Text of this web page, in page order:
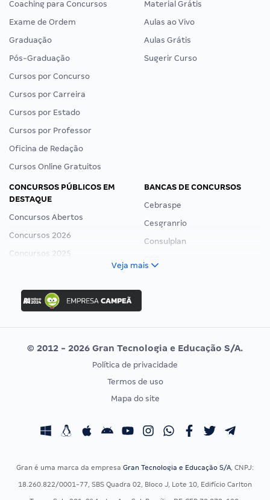
Coaching para Concursos
Exame de Ordem
Graduação
Pós-Graduação
Cursos por Concurso
Cursos por Carreira
Cursos por Estado
Cursos por Professor
Oficina de Redação
Cursos Online Gratuitos
Material Grátis
Aulas ao Vivo
Aulas Grátis
Sugerir Curso
CONCURSOS PÚBLICOS EM
DESTAQUE
Concursos Abertos
Concursos 2026
Concursos 2025
Concurso Ibama
Concurso MPU
Editais publicados
BANCAS DE CONCURSOS
Cebraspe
Cesgranrio
Consulplan
Vunesp
CONCURSOS POR PROFISSÃO
Concursos Fiscais
Concursos Saúde
EXAME DE ORDEM
Calendário OAB
Veja mais
© 2012 - 2026 Gran Tecnologia e Educação S/A.
Política de privacidade
Termos de uso
Mapa do site
Gran é uma marca da empresa Gran Tecnologia e Educação S/A, CNPJ:
18.260.822/0001-77, SBS Quadra 02, Bloco J, Lote 10, Edifício Carlton